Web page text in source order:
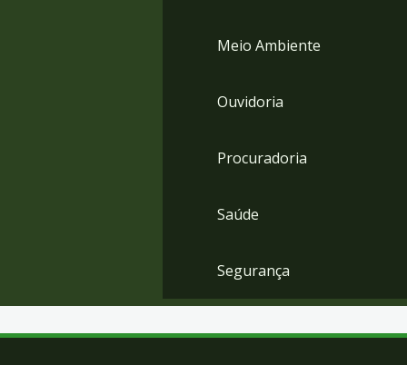
Meio Ambiente
Ouvidoria
Procuradoria
Saúde
Segurança